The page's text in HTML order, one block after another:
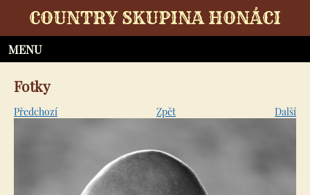
COUNTRY SKUPINA HONÁCI
Fotky
Předchozí Zpět Další